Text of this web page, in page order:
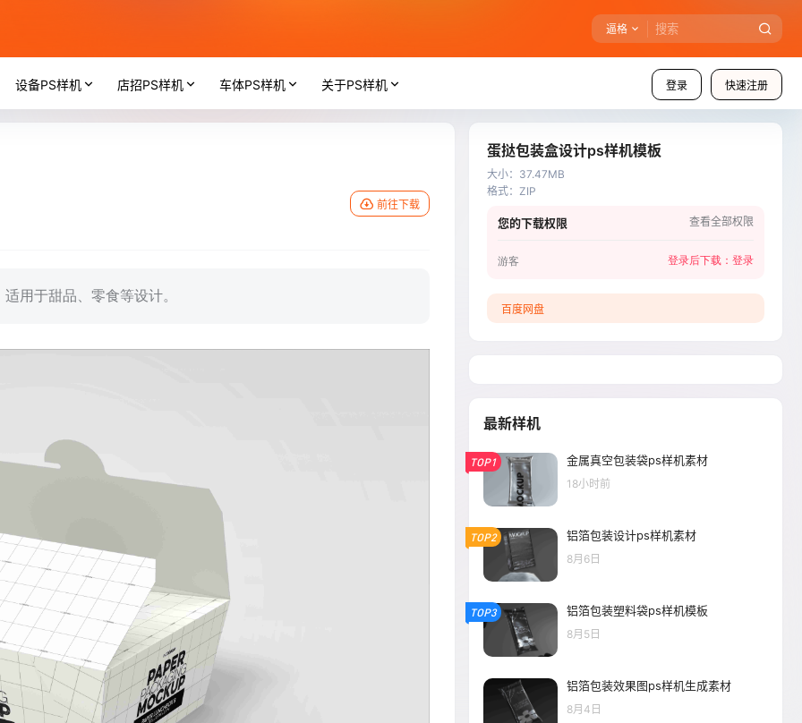
逼格
登录 快速注册
设备PS样机 店招PS样机 车体PS样机 关于PS样机
前往下载
用于甜品、零食等设计。
蛋挞包装盒设计ps样机模板
大小： 37.47MB
格式： ZIP
您的下载权限 查看全部权限
游客 登录后下载： 登录
百度网盘
最新样机
TOP1 金属真空包装袋ps样机素材
18小时前
TOP2 铝箔包装设计ps样机素材
8月6日
TOP3 铝箔包装塑料袋ps样机模板
8月5日
铝箔包装效果图ps样机生成素材
8月4日